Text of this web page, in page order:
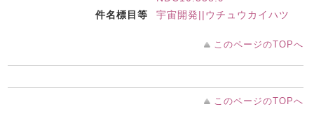
件名標目等
宇宙開発||ウチュウカイハツ
このページのTOPへ
このページのTOPへ